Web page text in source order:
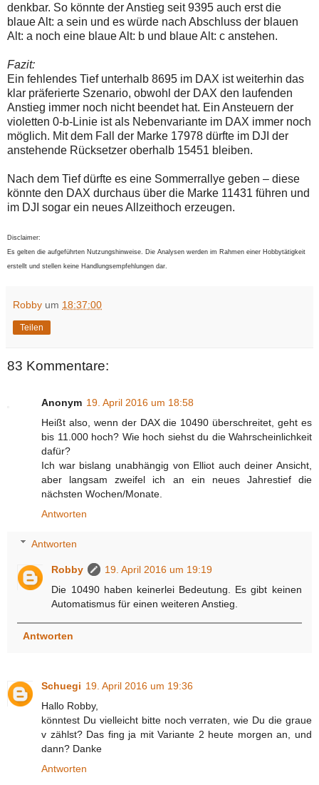
denkbar. So könnte der Anstieg seit 9395 auch erst die
blaue Alt: a sein und es würde nach Abschluss der blauen
Alt: a noch eine blaue Alt: b und blaue Alt: c anstehen.
Fazit:
Ein fehlendes Tief unterhalb 8695 im DAX ist weiterhin das
klar präferierte Szenario, obwohl der DAX den laufenden
Anstieg immer noch nicht beendet hat. Ein Ansteuern der
violetten 0-b-Linie ist als Nebenvariante im DAX immer noch
möglich. Mit dem Fall der Marke 17978 dürfte im DJI der
anstehende Rücksetzer oberhalb 15451 bleiben.
Nach dem Tief dürfte es eine Sommerrallye geben – diese
könnte den DAX durchaus über die Marke 11431 führen und
im DJI sogar ein neues Allzeithoch erzeugen.
Disclaimer:
Es gelten die aufgeführten Nutzungshinweise. Die Analysen werden im Rahmen einer Hobbytätigkeit
erstellt und stellen keine Handlungsempfehlungen dar.
Robby um 18:37:00
Teilen
83 Kommentare:
Anonym 19. April 2016 um 18:58
Heißt also, wenn der DAX die 10490 überschreitet, geht es
bis 11.000 hoch? Wie hoch siehst du die Wahrscheinlichkeit
dafür?
Ich war bislang unabhängig von Elliot auch deiner Ansicht,
aber langsam zweifel ich an ein neues Jahrestief die
nächsten Wochen/Monate.
Antworten
Antworten
Robby
19. April 2016 um 19:19
Die 10490 haben keinerlei Bedeutung. Es gibt keinen
Automatismus für einen weiteren Anstieg.
Antworten
Schuegi 19. April 2016 um 19:36
Hallo Robby,
könntest Du vielleicht bitte noch verraten, wie Du die graue
v zählst? Das fing ja mit Variante 2 heute morgen an, und
dann? Danke
Antworten